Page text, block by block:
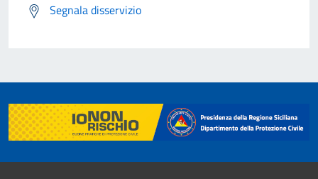
Segnala disservizio